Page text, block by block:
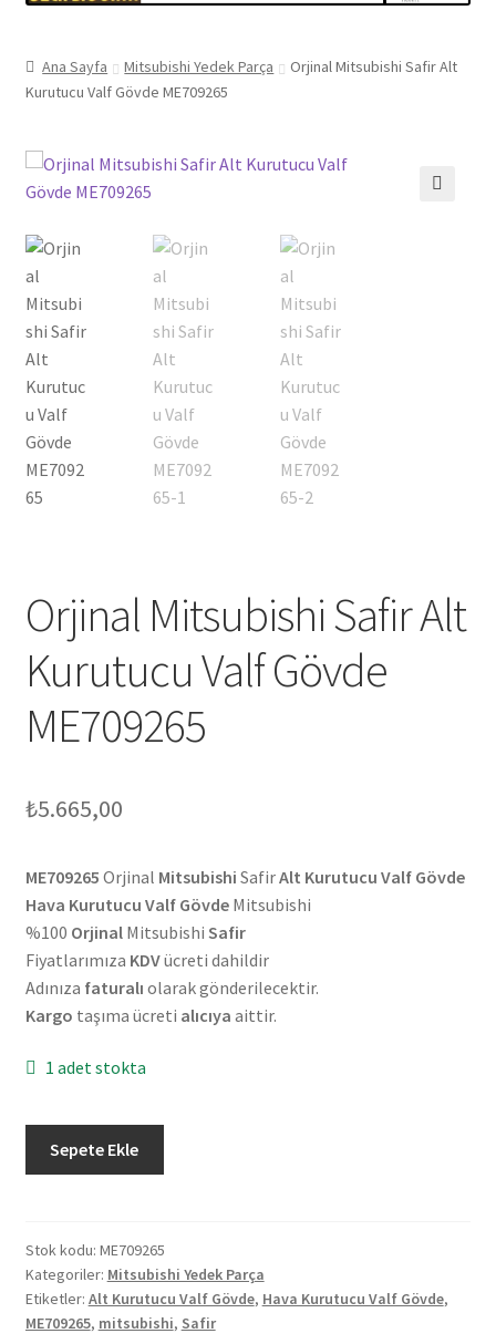
Ana Sayfa Mitsubishi Yedek Parça
Orjinal Mitsubishi Safir Alt
Kurutucu Valf Gövde ME709265
Orjinal Mitsubishi Safir Alt
Kurutucu Valf Gövde
ME709265
₺5.665,00
ME709265 Orjinal Mitsubishi SafirAlt Kurutucu Valf Gövde
Hava Kurutucu Valf GövdeMitsubishi
%100 OrjinalMitsubishi Safir
Fiyatlarımıza KDVücreti dahildir
Adınıza faturalı olarak gönderilecektir.
Kargo taşıma ücreti alıcıya aittir.
1 adet stokta
Mitsubishi
Kurutucu
Valf
Gövde
ME709265
Sepete Ekle
Stok kodu: ME709265
Kategoriler: Mitsubishi Yedek Parça
Etiketler: Alt Kurutucu Valf Gövde, Hava Kurutucu Valf Gövde,
ME709265, mitsubishi, Safir